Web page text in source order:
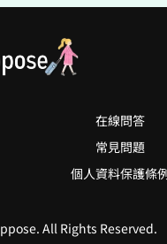
在線問答
常見問題
個人資料保護條
All Rights Reserved.